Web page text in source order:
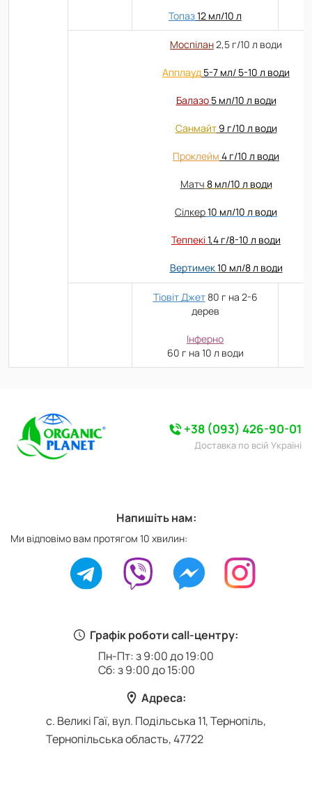
Топаз12 мл/10 л
Моспілан2,5 г/10 л води
Апплауд 5-7 мл/ 5-10 л води
Балазо 5 мл/10 л води
Санмайт 9 г/10 л води
Проклейм 4 г/10 л води
Матч 8 мл/10 л води
Сілкер10 мл/10 л води
Теппекі1,4 г/8-10 л води
Вертимек10 мл/8 л води
Тіовіт Джет80 г на 2-6
дерев
Інферно
60 г на 10 л води
+38 (093) 426-90-01
Доставка по всій Україні
Графік роботи call-центру:
Пн-Пт: з 9:00 до 19:00
Сб: з 9:00 до 15:00
Адреса:
с. Великі Гаї, вул. Подільська 11, Тернопіль,
Тернопільська область, 47722
Напишіть нам:
Ми відповімо вам протягом 10 хвилин: